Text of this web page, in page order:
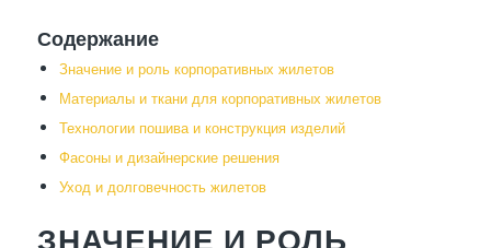
Содержание
Значение и роль корпоративных жилетов
Материалы и ткани для корпоративных жилетов
Технологии пошива и конструкция изделий
Фасоны и дизайнерские решения
Уход и долговечность жилетов
ЗНАЧЕНИЕ И РОЛЬ